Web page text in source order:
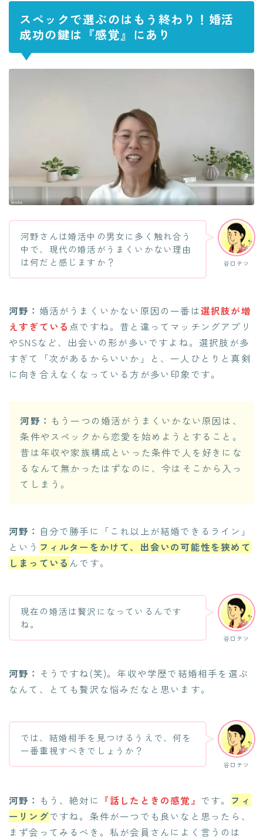
スペックで選ぶのはもう終わり！婚活
成功の鍵は『感覚』にあり
谷口テツ
河野さんは婚活中の男女に多く触れ合う
中で、現代の婚活がうまくいかない理由
は何だと感じますか？
河野： 婚活がうまくいかない原因の一番は選択肢が増
えすぎている 点ですね。昔と違ってマッチングアプリ
やSNSなど、出会いの形が多いですよね。選択肢が多
すぎて「次があるからいいか」と、一人ひとりと真剣
に向き合えなくなっている方が多い印象です。
河野： もう一つの婚活がうまくいかない原因は、
条件やスペックから恋愛を始めようとすること。
昔は年収や家族構成といった条件で人を好きにな
るなんて無かったはずなのに、今はそこから入っ
てしまう。
河野： 自分で勝手に「これ以上が結婚できるライン」
という フィルターをかけて、出会いの可能性を狭めて
しまっている んです。
谷口テツ
現在の婚活は贅沢になっているんです
ね。
河野： そうですね(笑)。年収や学歴で結婚相手を選ぶ
なんて、とても贅沢な悩みだなと思います。
谷口テツ
では、結婚相手を見つけるうえで、何を
一番重視すべきでしょうか？
河野： もう、絶対に 『話したときの感覚』 です。 フィ
ーリングですね。条件が一つでも良いなと思ったら、
まず会ってみるべき。私が会員さんによく言うのは